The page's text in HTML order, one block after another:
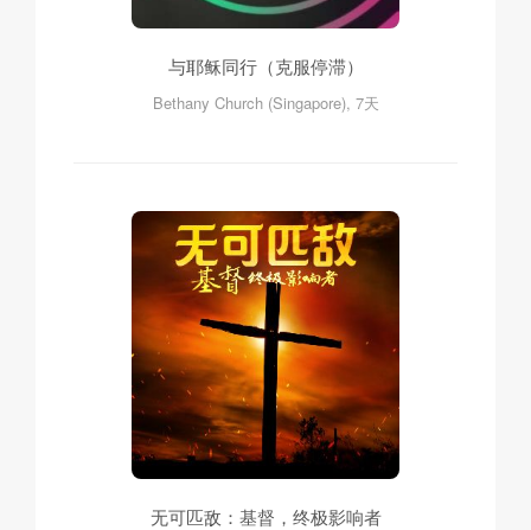
与耶稣同行（克服停滞）
Bethany Church (Singapore), 7天
无可匹敌：基督，终极影响者